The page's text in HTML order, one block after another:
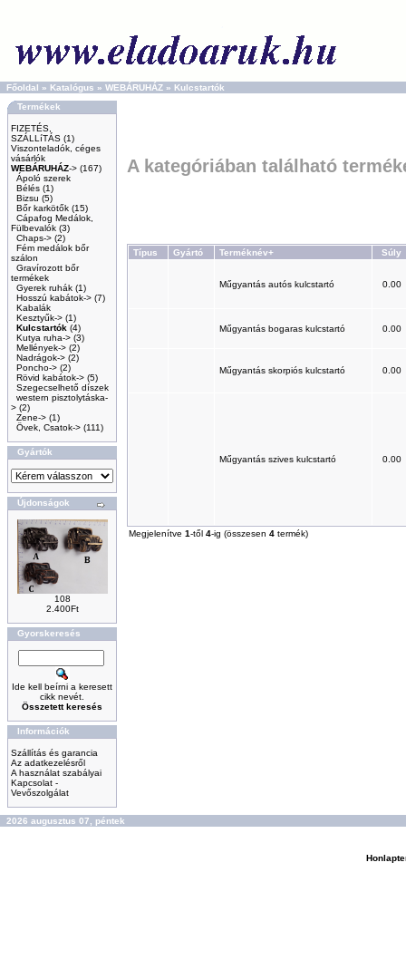
Főoldal » Katalógus » WEBÁRUHÁZ » Kulcstartók
Termékek
FIZETÉS,
SZÁLLíTÁS (1)
Viszonteladók, céges
vásárlók
WEBÁRUHÁZ-> (167)
Ápoló szerek
Bélés (1)
Bizsu (5)
Bőr karkötők (15)
Cápafog Medálok,
Fülbevalók (3)
Chaps-> (2)
Fém medálok bőr
szálon
Gravírozott bőr
termékek
Gyerek ruhák (1)
Hosszú kabátok-> (7)
Kabalák
Kesztyűk-> (1)
Kulcstartók (4)
Kutya ruha-> (3)
Mellények-> (2)
Nadrágok-> (2)
Poncho-> (2)
Rövid kabátok-> (5)
Szegecselhető díszek
western pisztolytáska-
> (2)
Zene-> (1)
Övek, Csatok-> (111)
Gyártók
Újdonságok
108
2.400Ft
Gyorskeresés
Ide kell beírni a keresett
cikk nevét.
Összetett keresés
Információk
Szállítás és garancia
Az adatkezelésről
A használat szabályai
Kapcsolat -
Vevőszolgálat
A kategóriában található
Típus Gyártó Terméknév+ Súly
Műgyantás autós kulcstartó 0.00
Műgyantás bogaras kulcstartó 0.00
Műgyantás skorpiós kulcstartó 0.00
Műgyantás szives kulcstartó 0.00
Megjelenítve 1-től 4-ig (összesen 4 termék)
2026 augusztus 07, péntek